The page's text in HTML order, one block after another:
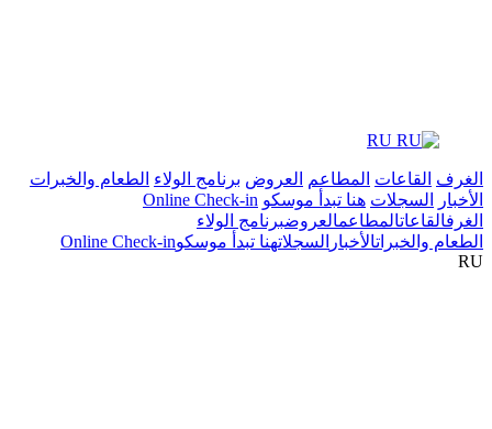
RU
الغرف القاعات المطاعم العروض برنامج الولاء الطعام والخبرات
الأخبار
السجلات هنا تبدأ موسكو Online Check-in
الغرفالقاعاتالمطاعمالعروضبرنامج الولاء
الطعام والخبراتالأخبار السجلاتهنا تبدأ موسكوOnline Check-in
RU